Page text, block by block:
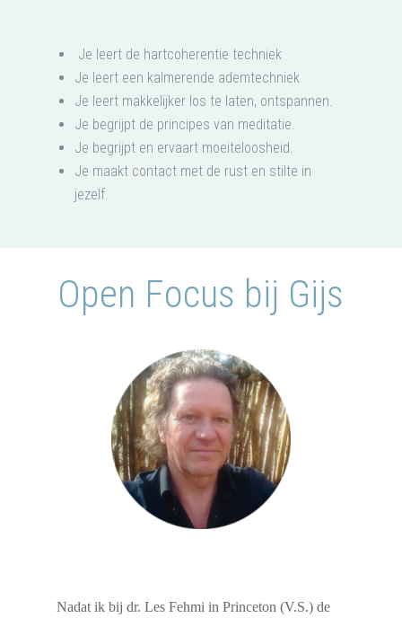
Je leert de hartcoherentie techniek
Je leert een kalmerende ademtechniek
Je leert makkelijker los te laten, ontspannen.
Je begrijpt de principes van meditatie.
Je begrijpt en ervaart moeiteloosheid.
Je maakt contact met de rust en stilte in
jezelf.
Open Focus bij Gijs
Nadat ik bij dr. Les Fehmi in Princeton (V.S.) de